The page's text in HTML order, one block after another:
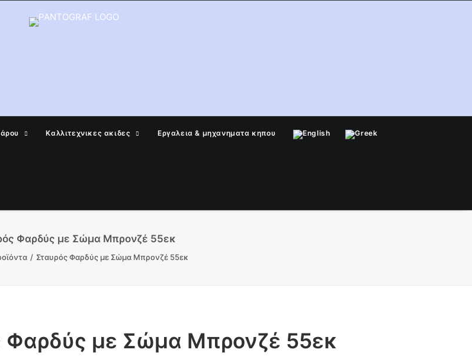
Καλλιτεχνικες ακιδες Εργαλεια & μηχανηματα κηπου
Φαρδύς με Σώμα Μπρονζέ 55εκ
Σταυρός Φαρδύς με Σώμα Μπρονζέ 55εκ
Φαρδύς με Σώμα Μπρονζέ 55εκ